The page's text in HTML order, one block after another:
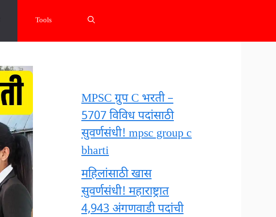
Tools
MPSC ग्रुप C भरती –
5707 विविध पदांसाठी
सुवर्णसंधी! mpsc group c
bharti
महिलांसाठी खास
सुवर्णसंधी! महाराष्ट्रात
4,943 अंगणवाडी पदांची